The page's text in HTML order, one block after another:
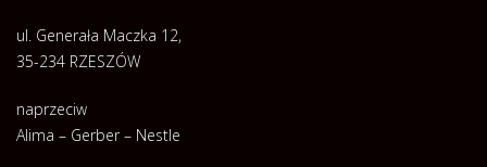
ul. Generała Maczka 12,
35-234 RZESZÓW
naprzeciw
Alima – Gerber – Nestle